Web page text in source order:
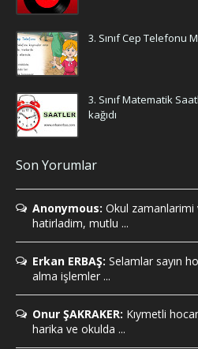
3. Sınıf Cep Telefonu
3. Sınıf Matematik
kağıdı
Son Yorumlar
Anonymous: Okul
hatirladim, mutlu ...
Erkan ERBAŞ: Selamlar sayın
alma işlemler ...
Onur ŞAKRAKER: Kıymetli
harika ve okulda ...